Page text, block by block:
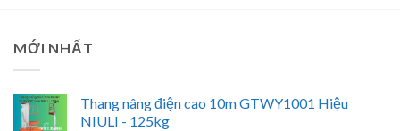
MỚI NHẤT
Thang nâng điện cao 10m GTWY1001 Hiệu
NIULI - 125kg